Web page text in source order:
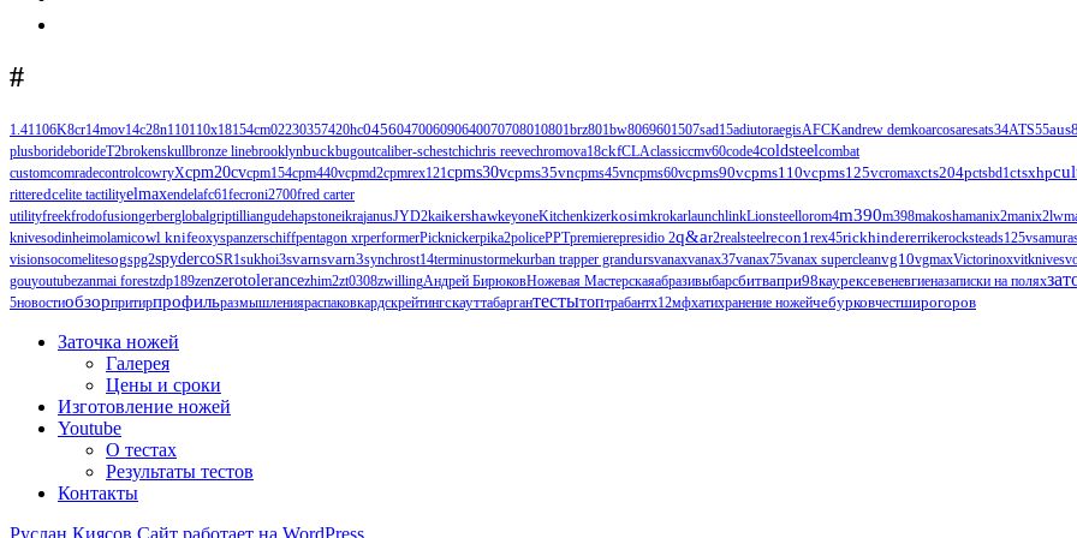
#
1.41106K8cr14mov14c28n110110х18154cm02230357420hc0456047006090640070708010801brz801bw8069601507sad15adiutoraegisAFCKandrew demkoarcosaresats34ATS55aus8
plusborideborideT2brokenskullbronze linebrooklynbuckbugoutcaliber-schestchichris reevechromova18ckfCLAclassiccmv60code4coldsteelcombat
customcomradecontrolcowryXcpm20cvcpm154cpm440vcpmd2cpmrex121cpms30vcpms35vncpms45vncpms60vcpms90vcpms110vcpms125vcromaxcts204pctsbd1ctsxhp
ritteredcelite tactilityelmaxendelafc61fecroni2700fred carter
utilityfreekfrodofusiongerberglobalgriptilliangudehapstoneikrajanusJYD2kaikershawkeyoneKitchenkizerkosimkrokarlaunchlinkLionsteellorom4m390m398makoshamanix2manix2lw
knivesodinheimolamicowl knifeoxyspanzerschiffpentagon xrperformerPicknickerpika2policePPTpremierepresidio 2q&ar2realsteelrecon1rex45rickhindererrikerocksteads125vsamura
visionsocomelitesogspg2spydercoSR1sukhoi3svarnsvarn3synchrost14terminustormekurban trapper grandursvanaxvanax37vanax75vanax supercleanvg10vgmaxVictorinoxvitknives
gouyoutubezanmai forestzdp189zenzerotolerancezhim2zt0308zwillingАндрей БирюковНожевая Мастерскаяабразивыбарсбитвапри98каурексевеневгиеназаписки на полях
5новостиобзорпритирпрофильразмышленияраспаковкардскрейтингскауттабаргантестытоптрабантх12мфхатихранение ножейчебурковчестширогоров
Заточка ножей
Галерея
Цены и сроки
Изготовление ножей
Youtube
О тестах
Результаты тестов
Контакты
Руслан Киясов Сайт работает на WordPress